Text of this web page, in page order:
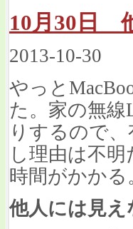
10月30日
2013-10-30
やっと
た。家の無
りするので
し理由は不
時間がかかる
他人には見